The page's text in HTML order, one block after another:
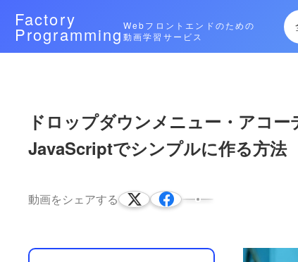
Factory
Programming Webフロントエンドのための
動画学習サービス
次によく再生されている動画
タブの切り替え！JavaScriptを使
HTML/CSSの書き方から紹介！
増えても対応できるようにします。
18:02
モーダルウィンドウを実装する
ドロップダウンメニュー・アコ
JavaScriptでシンプルに作る方法
動画をシェアする